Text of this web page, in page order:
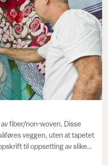
fiber/non-woven. Disse
veggen, uten at tapetet
til oppsetting av slike